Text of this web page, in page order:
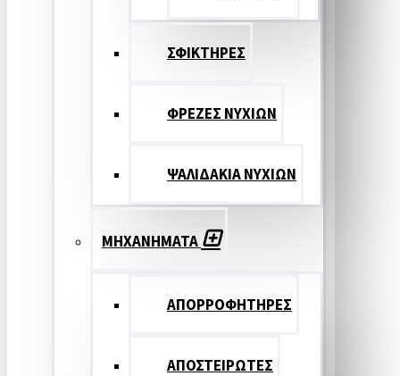
ΣΦΙΚΤΗΡΕΣ
ΦΡΕΖΕΣ ΝΥΧΙΩΝ
ΨΑΛΙΔΑΚΙΑ ΝΥΧΙΩΝ
ΜΗΧΑΝΗΜΑΤΑ
ΑΠΟΡΡΟΦΗΤΗΡΕΣ
ΑΠΟΣΤΕΙΡΩΤΕΣ